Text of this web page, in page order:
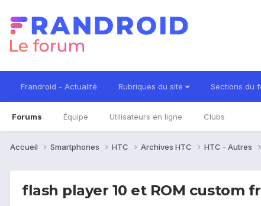
Frandroid - Actualité Rubriques du site Sections du
Forums Équipe Utilisateurs en ligne Clubs
Accueil Smartphones HTC Archives HTC HTC - Autres
flash player 10 et ROM custom